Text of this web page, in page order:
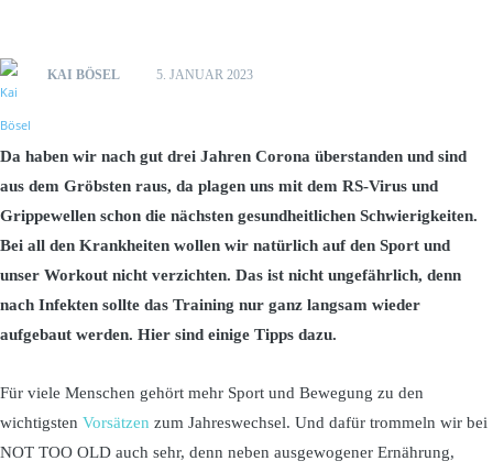
KAI BÖSEL 5. JANUAR 2023
Da haben wir nach gut drei Jahren Corona überstanden und sind
aus dem Gröbsten raus, da plagen uns mit dem RS-Virus und
Grippewellen schon die nächsten gesundheitlichen Schwierigkeiten.
Bei all den Krankheiten wollen wir natürlich auf den Sport und
unser Workout nicht verzichten. Das ist nicht ungefährlich, denn
nach Infekten sollte das Training nur ganz langsam wieder
aufgebaut werden. Hier sind einige Tipps dazu.
Für viele Menschen gehört mehr Sport und Bewegung zu den
wichtigsten Vorsätzen zum Jahreswechsel. Und dafür trommeln wir bei
NOT TOO OLD auch sehr, denn neben ausgewogener Ernährung,